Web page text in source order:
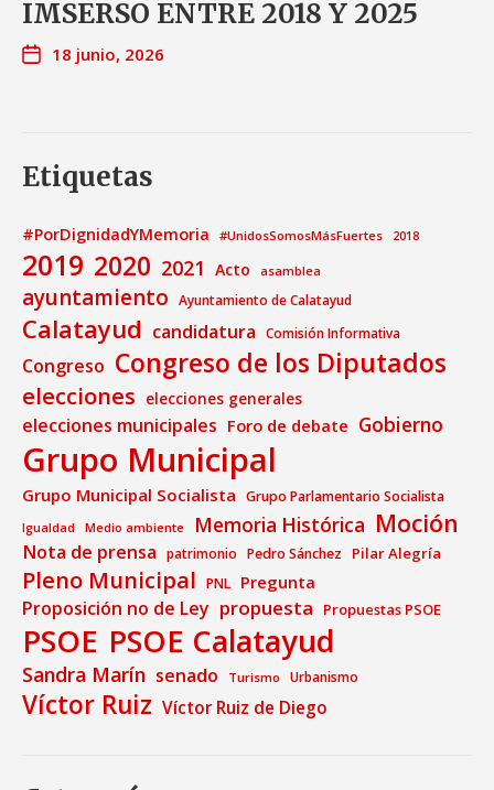
IMSERSO ENTRE 2018 Y 2025
18 junio, 2026
Etiquetas
#PorDignidadYMemoria #UnidosSomosMásFuertes 2018
2019 2020 2021 Acto asamblea
ayuntamiento Ayuntamiento de Calatayud
Calatayud candidatura Comisión Informativa
Congreso Congreso de los Diputados
elecciones elecciones generales
elecciones municipales Foro de debate Gobierno
Grupo Municipal
Grupo Municipal Socialista Grupo Parlamentario Socialista
Igualdad Medio ambiente Memoria Histórica Moción
Nota de prensa patrimonio Pedro Sánchez Pilar Alegría
Pleno Municipal PNL Pregunta
Proposición no de Ley propuesta Propuestas PSOE
PSOE PSOE Calatayud
Sandra Marín senado Turismo Urbanismo
Víctor Ruiz Víctor Ruiz de Diego